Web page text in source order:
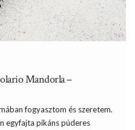
Mandorla –
fogyasztom és szeretem.
egyfajta pikáns púderes